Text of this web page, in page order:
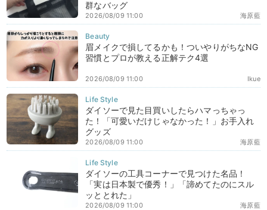
群なバッグ
海原藍
2026/08/09 11:00
眉メイクで損してるかも！ついやりがちなNG
習慣とプロが教える正解テク4選
Ikue
2026/08/09 11:00
ダイソーで見た目買いしたらハマっちゃっ
た！「可愛いだけじゃなかった！」お手入れ
グッズ
海原藍
2026/08/09 11:00
ダイソーの工具コーナーで見つけた名品！
「実は日本製で優秀！」「諦めてたのにスル
ッととれた」
海原藍
2026/08/09 11:00